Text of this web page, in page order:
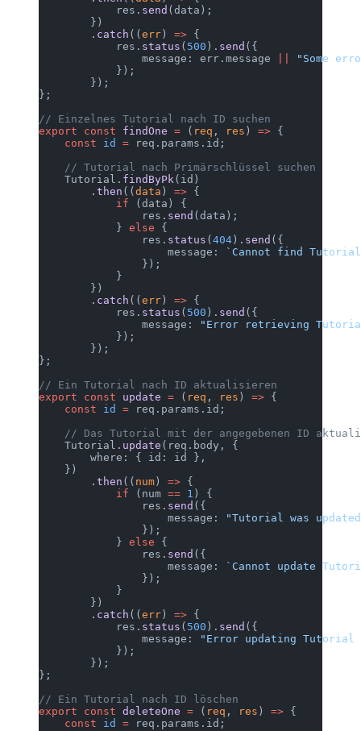
            res.
send (data);
        })
        .
catch (( err ) => {
            res.
status ( 500 ). send ({
                message: err.message
"Some
            });
        });
};
// Einzelnes Tutorial nach ID suchen
export const findOne = ( req , res ) => {
    const
id = req.params.id;
    // Tutorial nach Primärschlüssel suchen
    Tutorial.
findByPk(id)
        .
then (( data ) => {
            if
(data) {
                res.
send (data);
            }
else {
                res.
status ( 404 ). send ({
                    message:
`Cannot find
                });
            }
        })
        .
catch (( err ) => {
            res.
status ( 500 ). send ({
                message:
"Error retrieving
            });
        });
};
// Ein Tutorial nach ID aktualisieren
export const update = ( req , res ) => {
    const
id = req.params.id;
// Das Tutorial mit der angegebenen ID
    Tutorial.
update (req.body, {
        where: { id: id },
    })
        .
then (( num ) => {
            if
(num == 1 ) {
                res.
send ({
                    message:
"Tutorial was
                });
            }
else {
                res.
send ({
                    message:
`Cannot update
                });
            }
        })
        .
catch (( err ) => {
            res.
status ( 500 ). send ({
                message:
"Error updating Tutorial
            });
        });
};
// Ein Tutorial nach ID löschen
export const deleteOne = ( req , res ) => {
    const
id = req.params.id;